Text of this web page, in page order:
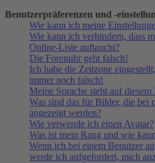
Benutzerpräferenzen und -
Wie kann ich meine
Wie kann ich verhindern, dass
Online-Liste auftaucht?
Die Forenuhr geht falsch!
Ich habe die Zeitzone
immer noch falsch!
Meine Sprache steht auf
Was sind das für Bilder, die bei
angezeigt werden?
Wie verwende ich einen Avatar?
Was ist mein Rang und wie
Wenn ich bei einem Benutzer
werde ich aufgefordert, mich